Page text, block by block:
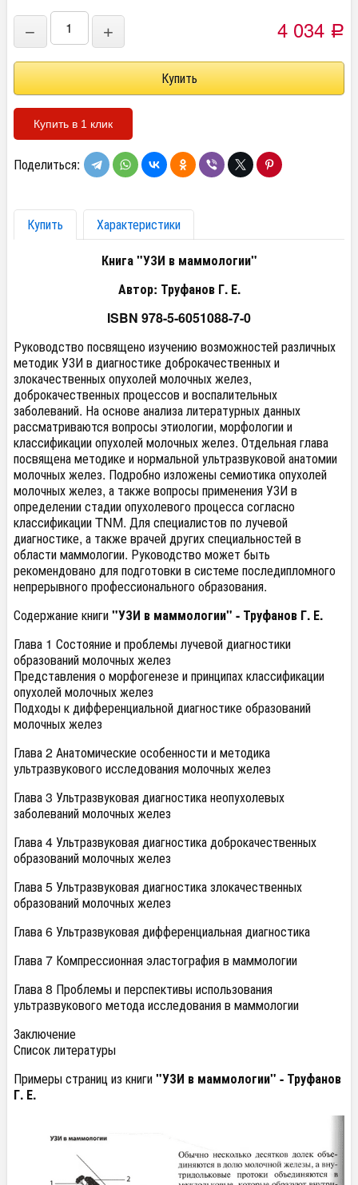
− + 4 034 Р
Купить в 1 клик
Поделиться:
Купить
Характеристики
Книга "УЗИ в маммологии"
Автор: Труфанов Г. Е.
ISBN 978-5-6051088-7-0
Руководство посвящено изучению возможностей различных
методик УЗИ в диагностике доброкачественных и
злокачественных опухолей молочных желез,
доброкачественных процессов и воспалительных
заболеваний. На основе анализа литературных данных
рассматриваются вопросы этиологии, морфологии и
классификации опухолей молочных желез. Отдельная глава
посвящена методике и нормальной ультразвуковой анатомии
молочных желез. Подробно изложены семиотика опухолей
молочных желез, а также вопросы применения УЗИ в
определении стадии опухолевого процесса согласно
классификации TNM. Для специалистов по лучевой
диагностике, а также врачей других специальностей в
области маммологии. Руководство может быть
рекомендовано для подготовки в системе последипломного
непрерывного профессионального образования.
Содержание книги"УЗИ в маммологии" - Труфанов Г. Е.
Глава 1 Состояние и проблемы лучевой диагностики
образований молочных желез
Представления о морфогенезе и принципах классификации
опухолей молочных желез
Подходы к дифференциальной диагностике образований
молочных желез
Глава 2 Анатомические особенности и методика
ультразвукового исследования молочных желез
Глава 3 Ультразвуковая диагностика неопухолевых
заболеваний молочных желез
Глава 4 Ультразвуковая диагностика доброкачественных
образований молочных желез
Глава 5 Ультразвуковая диагностика злокачественных
образований молочных желез
Глава 6 Ультразвуковая дифференциальная диагностика
Глава 7 Компрессионная эластография в маммологии
Глава 8 Проблемы и перспективы использования
ультразвукового метода исследования в маммологии
Заключение
Список литературы
Примеры страниц из книги"УЗИ в маммологии" - Труфанов
Г. Е.